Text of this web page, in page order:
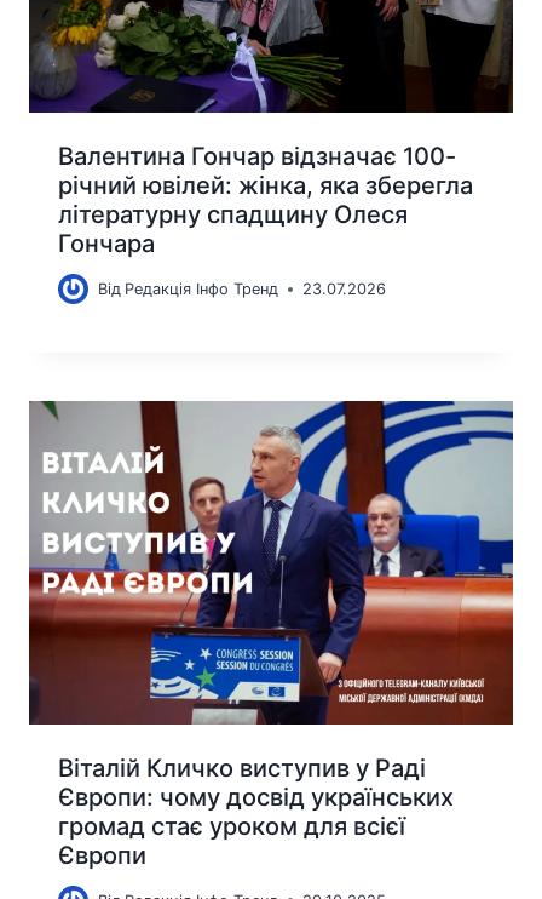
Валентина Гончар відзначає 100-
річний ювілей: жінка, яка зберегла
літературну спадщину Олеся
Гончара
Від Редакція Інфо Тренд 23.07.2026
Віталій Кличко виступив у Раді
Європи: чому досвід українських
громад стає уроком для всієї
Європи